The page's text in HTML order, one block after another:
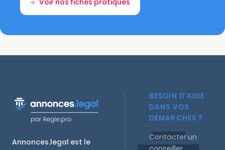
Voir nos fiches pratiques
Annonces.legal est le
BESOIN D'AIDE
DANS VOS
DÉMARCHES ?
Contacter un